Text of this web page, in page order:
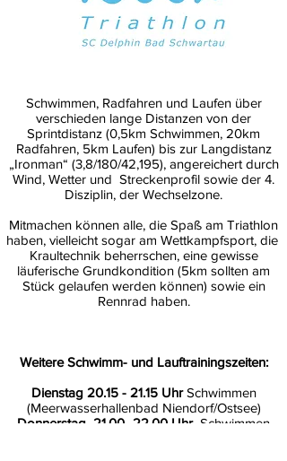
Schwimmen, Radfahren und Laufen über
verschieden lange Distanzen von der
Sprintdistanz (0,5km Schwimmen, 20km
Radfahren, 5km Laufen) bis zur Langdistanz
„Ironman“ (3,8/180/42,195), angereichert durch
Wind, Wetter und Streckenprofil sowie der 4.
Disziplin, der Wechselzone.
Mitmachen können alle, die Spaß am Triathlon
haben, vielleicht sogar am Wettkampfsport, die
Kraultechnik beherrschen, eine gewisse
läuferische Grundkondition (5km sollten am
Stück gelaufen werden können) sowie ein
Rennrad haben.
Weitere Schwimm- und Lauftrainingszeiten:
Dienstag 20.15 - 21.15UhrSchwimmen
(Meerwasserhallenbad Niendorf/Ostsee)
Donnerstag 21.00- 22.00 Uhr Schwimmen